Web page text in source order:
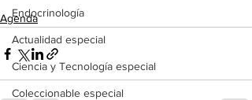
Endocrinología
Actualidad especial
Ciencia y Tecnología especial
Coleccionable especial
Agenda